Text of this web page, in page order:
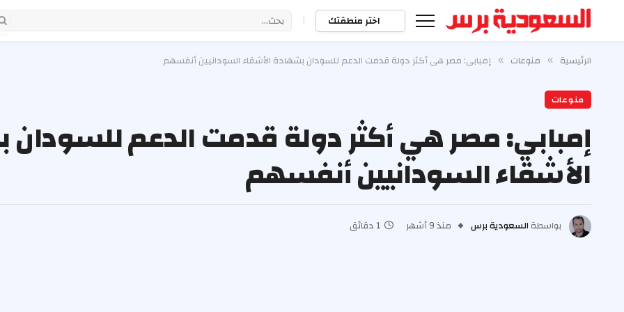
اختر منطقتك |
الرئيسية » منوعات » إمبابي: مصر هي أكثر دولة قدمت الدعم للسودان بشهادة الأشقاء السودانيين أنفسهم
منوعات
إمبابي: مصر هي أكثر دولة قدمت الدعم
الأشقاء السودانيين أنفسهم
بواسطة السعودية برس منذ 9 أشهر 1 دقائق